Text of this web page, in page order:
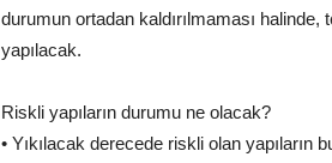
durumun ortadan kaldırılmaması
yapılacak.
Riskli yapıların durumu ne olacak?
• Yıkılacak derecede riskli olan yapıların